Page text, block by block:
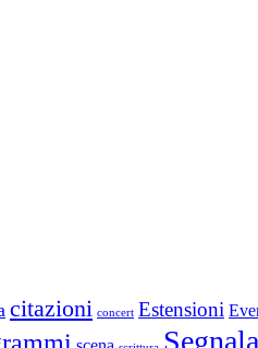
citazioni concert Estensioni